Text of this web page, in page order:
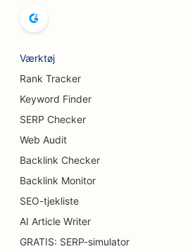
SEO for brystforstørrelsesydelser
SEO for buffetrestauranter
SEO til burgerbiler
SEO for bilforhandlere
SEO for brandsårskirurger
Værktøj
Rank Tracker
Keyword Finder
SERP Checker
Web Audit
Backlink Checker
Backlink Monitor
SEO-tjekliste
AI Article Writer
GRATIS: SERP-simulator